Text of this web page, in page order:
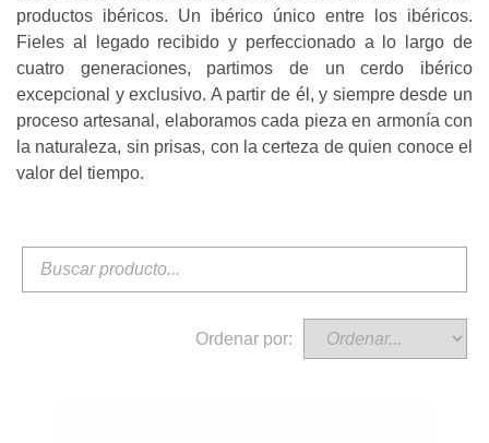
productos ibéricos. Un ibérico único entre los ibéricos.
Fieles al legado recibido y perfeccionado a lo largo de
cuatro generaciones, partimos de un cerdo ibérico
excepcional y exclusivo. A partir de él, y siempre desde un
proceso artesanal, elaboramos cada pieza en armonía con
la naturaleza, sin prisas, con la certeza de quien conoce el
valor del tiempo.
Ordenar por: